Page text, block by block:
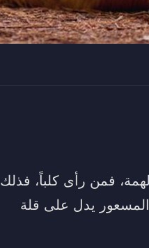
فمن رأى كلباً، فذلك
المسعور يدل على قلة